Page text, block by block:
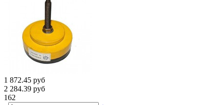
1 872.45 руб
2 284.39 руб
162